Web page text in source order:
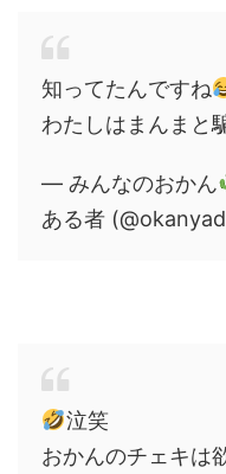
知ってたんですね
わたしはまんまと
— みんなのおかん
ある者
泣笑
おかんのチェキは